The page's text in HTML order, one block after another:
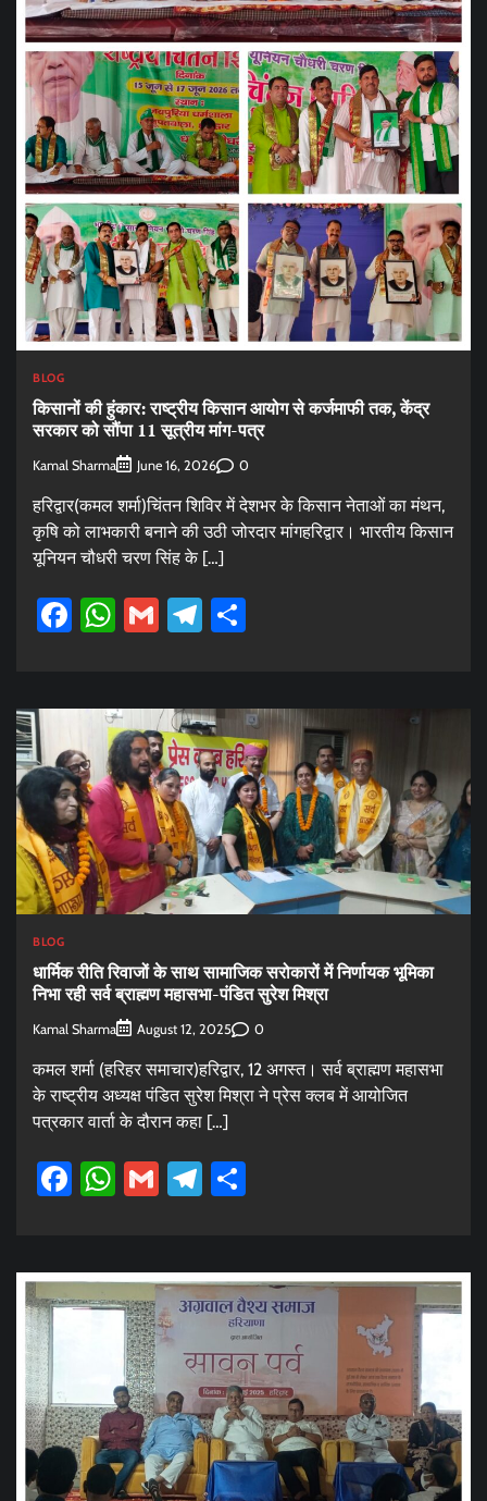
BLOG
किसानों की हुंकार: राष्ट्रीय किसान आयोग से कर्जमाफी तक, केंद्र
सरकार को सौंपा 11 सूत्रीय मांग-पत्र
Kamal Sharma June 16, 2026 0
हरिद्वार(कमल शर्मा)चिंतन शिविर में देशभर के किसान नेताओं का मंथन,
कृषि को लाभकारी बनाने की उठी जोरदार मांगहरिद्वार। भारतीय किसान
यूनियन चौधरी चरण सिंह के […]
Facebook
WhatsApp
GmailTelegram
BLOG
धार्मिक रीति रिवाजों के साथ सामाजिक सरोकारों में निर्णायक भूमिका
निभा रही सर्व ब्राह्मण महासभा-पंडित सुरेश मिश्रा
Kamal Sharma August 12, 2025 0
कमल शर्मा (हरिहर समाचार)हरिद्वार, 12 अगस्त। सर्व ब्राह्मण महासभा
के राष्ट्रीय अध्यक्ष पंडित सुरेश मिश्रा ने प्रेस क्लब में आयोजित
पत्रकार वार्ता के दौरान कहा […]
Facebook
WhatsApp
GmailTelegram